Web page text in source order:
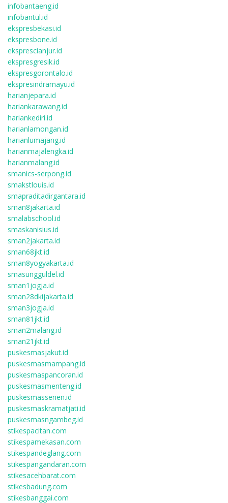
infobantaeng.id
infobantul.id
ekspresbekasi.id
ekspresbone.id
eksprescianjur.id
ekspresgresik.id
ekspresgorontalo.id
ekspresindramayu.id
harianjepara.id
hariankarawang.id
hariankediri.id
harianlamongan.id
harianlumajang.id
harianmajalengka.id
harianmalang.id
smanics-serpong.id
smakstlouis.id
smapraditadirgantara.id
sman8jakarta.id
smalabschool.id
smaskanisius.id
sman2jakarta.id
sman68jkt.id
sman8yogyakarta.id
smasungguldel.id
sman1jogja.id
sman28dkijakarta.id
sman3jogja.id
sman81jkt.id
sman2malang.id
sman21jkt.id
puskesmasjakut.id
puskesmasmampang.id
puskesmaspancoran.id
puskesmasmenteng.id
puskesmassenen.id
puskesmaskramatjati.id
puskesmasngambeg.id
stikespacitan.com
stikespamekasan.com
stikespandeglang.com
stikespangandaran.com
stikesacehbarat.com
stikesbadung.com
stikesbanggai.com